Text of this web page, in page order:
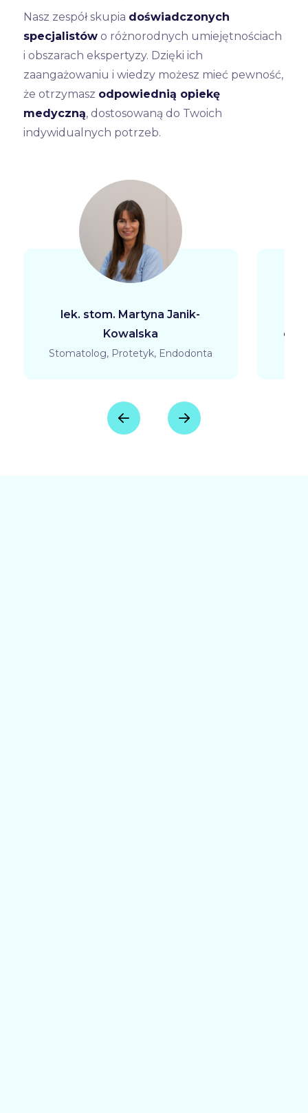
Nasz zespół skupia doświadczonych
specjalistów o różnorodnych umiejętnościach
i obszarach ekspertyzy. Dzięki ich
zaangażowaniu i wiedzy możesz mieć pewność,
że otrzymasz odpowiednią opiekę
medyczną, dostosowaną do Twoich
indywidualnych potrzeb.
lek. stom. Martyna Janik-
Kowalska
Stomatolog, Protetyk, Endodonta
dr